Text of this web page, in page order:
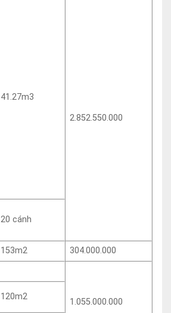
41.27m3
2.852.550.000
20 cánh
153m2
304.000.000
1.055.000.000
120m2